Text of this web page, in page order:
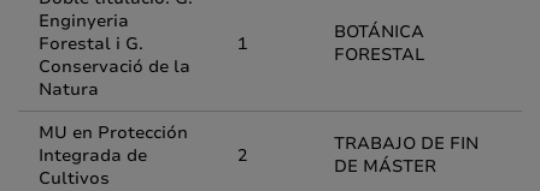
Enginyeria
Forestal i G.
Conservació de la
Natura
1
BOTÁNICA
FORESTAL
MU en Protección
Integrada de
Cultivos
2
TRABAJO DE FIN
DE MÁSTER